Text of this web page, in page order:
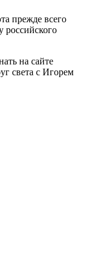
прежде всего
российского
на сайте
света с Игорем